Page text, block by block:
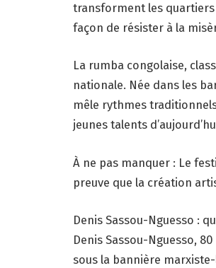
transforment les quartiers
façon de résister à la
La rumba congolaise,
nationale. Née dans les
mêle rythmes
jeunes talents
À ne pas manquer : Le
preuve que la création
Denis Sassou-Nguesso :
Denis Sassou-Nguesso,
sous la bannière